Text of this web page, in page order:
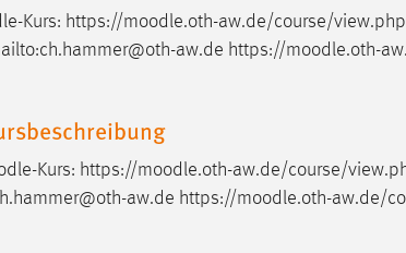
-Kurs: https://moodle.oth-aw.de/course/
aw.de https://moodle.oth-
-Kurs: https://moodle.oth-aw.de/course/
aw.de https://moodle.oth-aw.de/
gespeichert, ob man
die gewählte